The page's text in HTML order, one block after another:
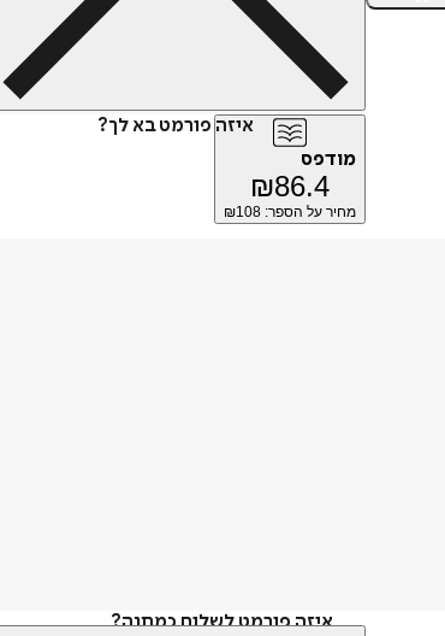
איזה פורמט בא לך?
מודפס
₪86.4
מחיר על הספר: ₪108
איזה פורמט לשלוח כמתנה?